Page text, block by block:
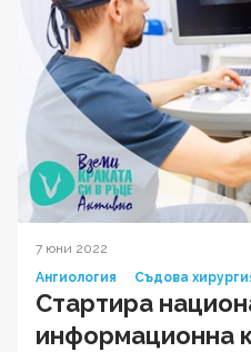
7 юни 2022
Ангиология
Съдова
Стартира
информационна